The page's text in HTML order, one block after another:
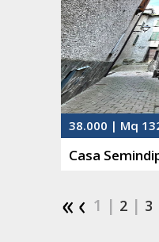
38.000 | Mq
Casa
1 | 2| 3